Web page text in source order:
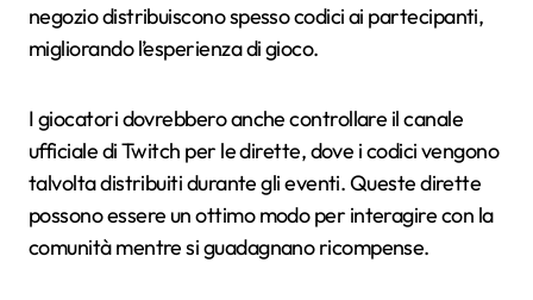
negozio distribuiscono spesso codici ai partecipanti,
migliorando l’esperienza di gioco.
I giocatori dovrebbero anche controllare il canale
ufficiale di Twitch per le dirette, dove i codici vengono
talvolta distribuiti durante gli eventi. Queste dirette
possono essere un ottimo modo per interagire con la
comunità mentre si guadagnano ricompense.